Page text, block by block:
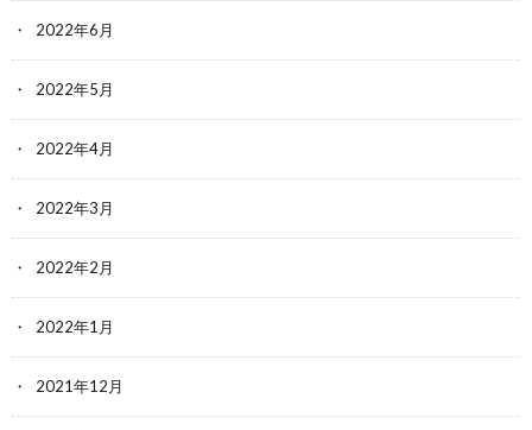
2022年6月
2022年5月
2022年4月
2022年3月
2022年2月
2022年1月
2021年12月